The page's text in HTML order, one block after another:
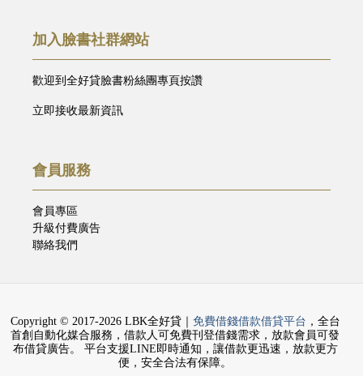
加入臉書社群網站
歡迎到全好貸臉書粉絲團專頁按讚
立即接收最新資訊
會員服務
會員專區
升級付費廣告
聯絡我們
Copyright © 2017-2026 LBK全好貸｜ 免費借錢借款借貸平台 ，全台
首創自動化媒合服務，借款人可免費刊登借錢需求，放款會員可發
布借貸廣告。 平台支援LINE即時通知，讓借款更迅速，放款更方
便，安全合法有保障。